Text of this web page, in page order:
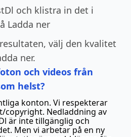
och klistra in det i
Ladda ner
välj den kvalitet
ner.
och videos från
helst?
konton. Vi respekterar
copyright. Nedladdning av
är inte tillgänglig och
Men vi arbetar på en ny